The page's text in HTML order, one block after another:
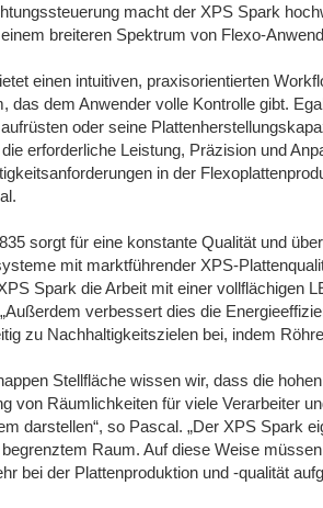
macht der XPS Spark
breiteren Spektrum von Flexo-
einen intuitiven, praxisorientierten
das dem Anwender volle Kontrolle gibt.
oder seine
erforderliche Leistung, Präzision und
in der
sorgt für eine konstante Qualität und
mit marktführender XPS-
Spark die Arbeit mit einer vollflächigen
verbessert dies die
zu Nachhaltigkeitszielen bei, indem
Stellfläche wissen wir, dass die
von Räumlichkeiten für viele Verarbeiter
darstellen“, so Pascal. „Der XPS Spark
Raum. Auf diese Weise
bei der Plattenproduktion und -qualität